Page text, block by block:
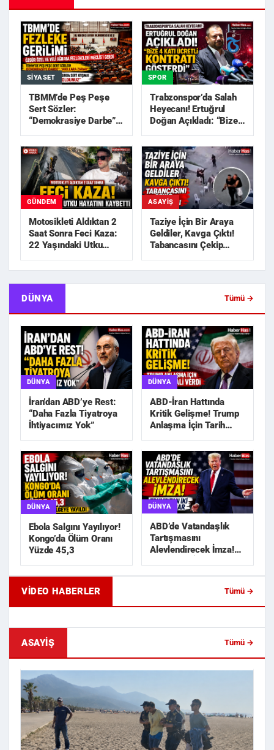
SIYASET
TBMM’de Peş Peşe
Sert Sözler:
“Demokrasiye Darbe”,
SPOR
Trabzonspor’da Salah
Heyecanı! Ertuğrul
Doğan Açıkladı: “Bize
GÜNDEM
Motosikleti Aldıktan 2
Saat Sonra Feci Kaza:
22 Yaşındaki Utku
ASAYIŞ
Taziye İçin Bir Araya
Geldiler, Kavga Çıktı!
Tabancasını Çekip
DÜNYA Tümü →
DÜNYA
İran’dan ABD’ye Rest:
“Daha Fazla Tiyatroya
İhtiyacımız Yok”
DÜNYA
ABD-İran Hattında
Kritik Gelişme! Trump
Anlaşma İçin Tarih
DÜNYA
Ebola Salgını Yayılıyor!
Kongo’da Ölüm Oranı
Yüzde 45,3
DÜNYA
ABD’de Vatandaşlık
Tartışmasını
Alevlendirecek İmza!
Karar
VIDEO HABERLER
Tümü →
Geride Bıraktığı Mektup Tefecilik
Samsun'da Lise
ASAYIŞ Tümü →